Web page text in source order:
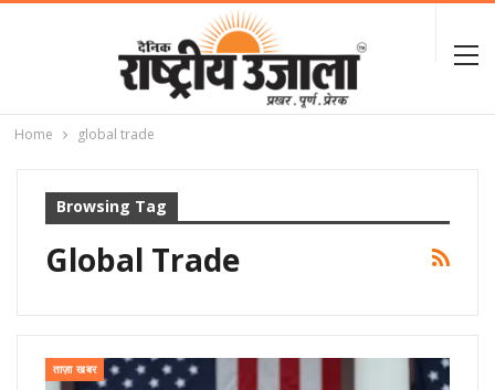
Home global trade
Browsing Tag
Global Trade
ताज़ा खबर